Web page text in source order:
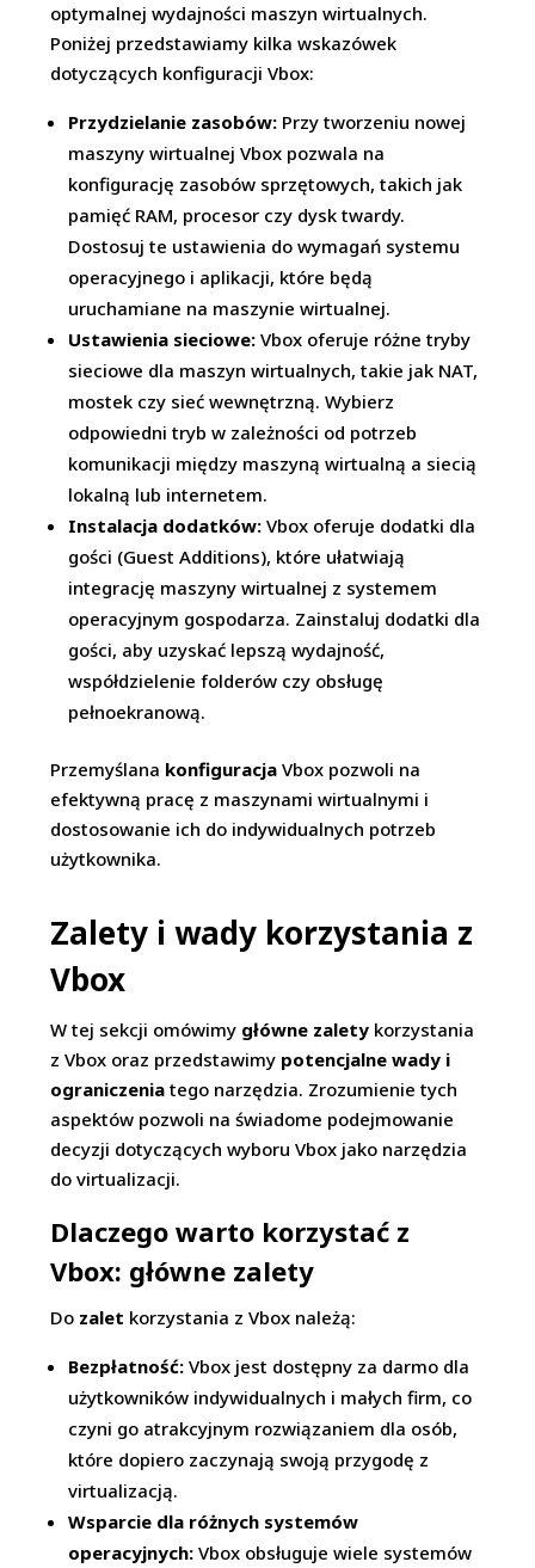
optymalnej wydajności maszyn wirtualnych.
Poniżej przedstawiamy kilka wskazówek
dotyczących konfiguracji Vbox:
Przydzielanie zasobów: Przy tworzeniu nowej
maszyny wirtualnej Vbox pozwala na
konfigurację zasobów sprzętowych, takich jak
pamięć RAM, procesor czy dysk twardy.
Dostosuj te ustawienia do wymagań systemu
operacyjnego i aplikacji, które będą
uruchamiane na maszynie wirtualnej.
Ustawienia sieciowe: Vbox oferuje różne tryby
sieciowe dla maszyn wirtualnych, takie jak NAT,
mostek czy sieć wewnętrzną. Wybierz
odpowiedni tryb w zależności od potrzeb
komunikacji między maszyną wirtualną a siecią
lokalną lub internetem.
Instalacja dodatków: Vbox oferuje dodatki dla
gości (Guest Additions), które ułatwiają
integrację maszyny wirtualnej z systemem
operacyjnym gospodarza. Zainstaluj dodatki dla
gości, aby uzyskać lepszą wydajność,
współdzielenie folderów czy obsługę
pełnoekranową.
Przemyślana konfiguracja Vbox pozwoli na
efektywną pracę z maszynami wirtualnymi i
dostosowanie ich do indywidualnych potrzeb
użytkownika.
Zalety i wady korzystania z
Vbox
W tej sekcji omówimy główne zalety korzystania
z Vbox oraz przedstawimy potencjalne wady i
ograniczenia tego narzędzia. Zrozumienie tych
aspektów pozwoli na świadome podejmowanie
decyzji dotyczących wyboru Vbox jako narzędzia
do virtualizacji.
Dlaczego warto korzystać z
Vbox: główne zalety
Do zalet korzystania z Vbox należą:
Bezpłatność: Vbox jest dostępny za darmo dla
użytkowników indywidualnych i małych firm, co
czyni go atrakcyjnym rozwiązaniem dla osób,
które dopiero zaczynają swoją przygodę z
virtualizacją.
Wsparcie dla różnych systemów
operacyjnych: Vbox obsługuje wiele systemów